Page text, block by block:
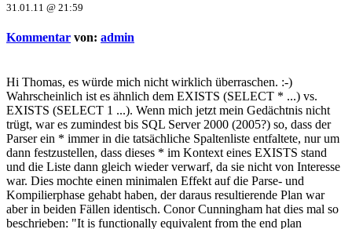
31.01.11 @ 21:59
Kommentar von: admin
Hi Thomas, es würde mich nicht wirklich überraschen. :-)
Wahrscheinlich ist es ähnlich dem EXISTS (SELECT * ...) vs.
EXISTS (SELECT 1 ...). Wenn mich jetzt mein Gedächtnis nicht
trügt, war es zumindest bis SQL Server 2000 (2005?) so, dass der
Parser ein * immer in die tatsächliche Spaltenliste entfaltete, nur um
dann festzustellen, dass dieses * im Kontext eines EXISTS stand
und die Liste dann gleich wieder verwarf, da sie nicht von Interesse
war. Dies mochte einen minimalen Effekt auf die Parse- und
Kompilierphase gehabt haben, der daraus resultierende Plan war
aber in beiden Fällen identisch. Conor Cunningham hat dies mal so
beschrieben: "It is functionally equivalent from the end plan